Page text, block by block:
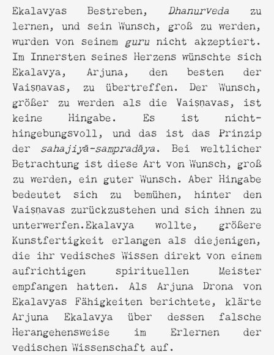
Ekalavyas Bestreben, Dhanurveda zu
lernen, und sein Wunsch, groß zu werden,
wurden von seinem gurunicht akzeptiert.
Im Innersten seines Herzens wünschte sich
Ekalavya, Arjuna, den besten der
Vaiṣṇavas, zu übertreffen. Der Wunsch,
größer zu werden als die Vaiṣṇavas, ist
keine Hingabe. Es ist nicht-
hingebungsvoll, und das ist das Prinzip
der sahajiyā-sampradāya. Bei weltlicher
Betrachtung ist diese Art von Wunsch, groß
zu werden, ein guter Wunsch. Aber Hingabe
bedeutet sich zu bemühen, hinter den
Vaiṣṇavas zurückzustehen und sich ihnen zu
unterwerfen.Ekalavya wollte, größere
Kunstfertigkeit erlangen als diejenigen,
die ihr vedisches Wissen direkt von einem
aufrichtigen spirituellen Meister
empfangen hatten. Als Arjuna Drona von
Ekalavyas Fähigkeiten berichtete, klärte
Arjuna Ekalavya über dessen falsche
Herangehensweise im Erlernen der
vedischen Wissenschaft auf.